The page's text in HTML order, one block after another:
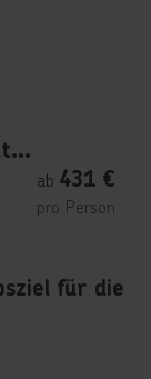
Golden Star Relax Hotel - Adults Only (+16)
ab 431 €
pro Person
für die